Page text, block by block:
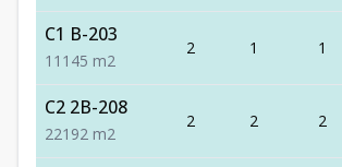
C1 B-203
1 1 1 45 m2
2 1 1
C2 2B-208
221 92 m2
2 2 2